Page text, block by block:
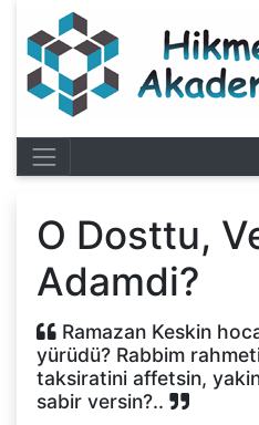
O Dosttu,
Adamdi?
Ramazan Keskin
yürüdü? Rabbim
taksiratini affetsin,
sabir versin?..